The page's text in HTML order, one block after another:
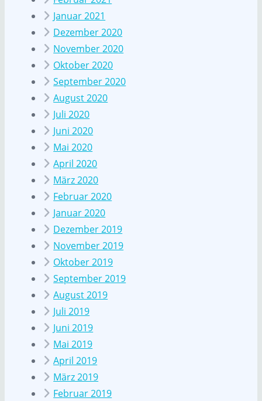
Januar 2021
Dezember 2020
November 2020
Oktober 2020
September 2020
August 2020
Juli 2020
Juni 2020
Mai 2020
April 2020
März 2020
Februar 2020
Januar 2020
Dezember 2019
November 2019
Oktober 2019
September 2019
August 2019
Juli 2019
Juni 2019
Mai 2019
April 2019
März 2019
Februar 2019